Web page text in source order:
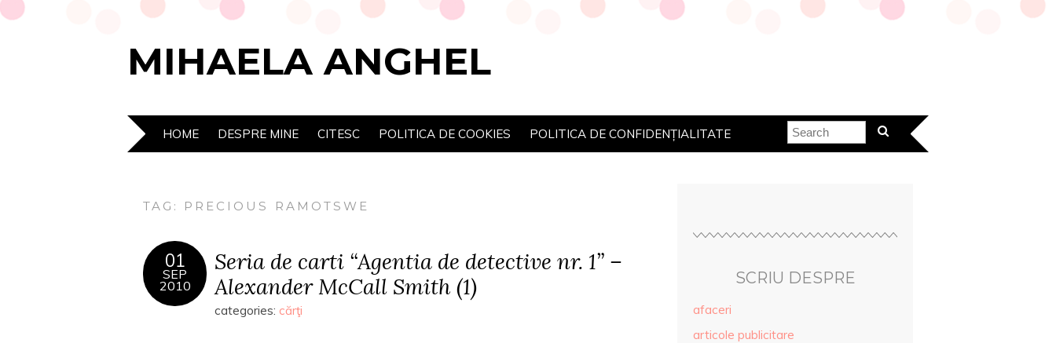
MIHAELA ANGHEL
HOME DESPRE MINE CITESC POLITICA DE COOKIES POLITICA DE CONFIDENȚIALITATE
TAG: PRECIOUS RAMOTSWE
01
SEP
2010
Seria de carti “Agentia de detective nr. 1” –
Alexander McCall Smith (1)
categories: cărţi
SCRIU DESPRE
afaceri
articole publicitare